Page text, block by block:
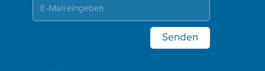
Senden